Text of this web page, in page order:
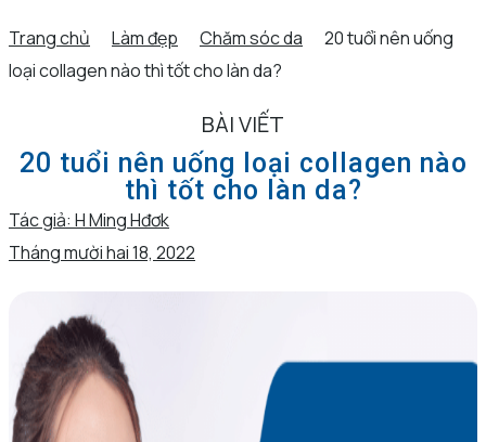
Trang chủ Làm đẹp Chăm sóc da
20 tuổi nên uống
loại collagen nào thì tốt cho làn da?
BÀI VIẾT
20 tuổi nên uống loại collagen nào
thì tốt cho làn da?
Tác giả: H Ming Hđơk
Tháng mười hai 18, 2022